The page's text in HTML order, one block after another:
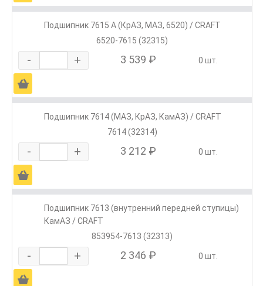
Подшипник 7615 А (КрАЗ, МАЗ, 6520) / CRAFT
6520-7615 (32315)
- + 3 539 ₽ 0 шт.
Ä
Подшипник 7614 (МАЗ, КрАЗ, КамАЗ) / CRAFT
7614 (32314)
- + 3 212 ₽ 0 шт.
Ä
Подшипник 7613 (внутренний передней ступицы)
КамАЗ / CRAFT
853954-7613 (32313)
- + 2 346 ₽ 0 шт.
Ä